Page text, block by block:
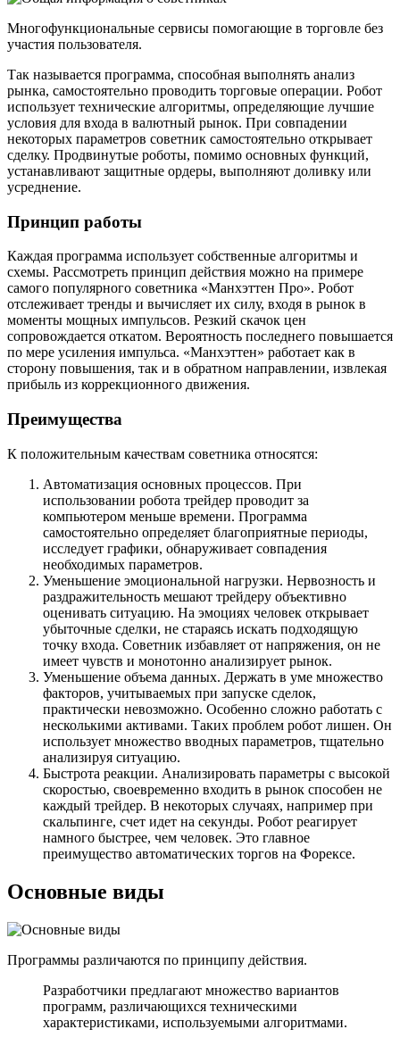
Многофункциональные сервисы помогающие в торговле без
участия пользователя.
Так называется программа, способная выполнять анализ
рынка, самостоятельно проводить торговые операции. Робот
использует технические алгоритмы, определяющие лучшие
условия для входа в валютный рынок. При совпадении
некоторых параметров советник самостоятельно открывает
сделку. Продвинутые роботы, помимо основных функций,
устанавливают защитные ордеры, выполняют доливку или
усреднение.
Принцип работы
Каждая программа использует собственные алгоритмы и
схемы. Рассмотреть принцип действия можно на примере
самого популярного советника «Манхэттен Про». Робот
отслеживает тренды и вычисляет их силу, входя в рынок в
моменты мощных импульсов. Резкий скачок цен
сопровождается откатом. Вероятность последнего повышается
по мере усиления импульса. «Манхэттен» работает как в
сторону повышения, так и в обратном направлении, извлекая
прибыль из коррекционного движения.
Преимущества
К положительным качествам советника относятся:
Автоматизация основных процессов. При
использовании робота трейдер проводит за
компьютером меньше времени. Программа
самостоятельно определяет благоприятные периоды,
исследует графики, обнаруживает совпадения
необходимых параметров.
Уменьшение эмоциональной нагрузки. Нервозность и
раздражительность мешают трейдеру объективно
оценивать ситуацию. На эмоциях человек открывает
убыточные сделки, не стараясь искать подходящую
точку входа. Советник избавляет от напряжения, он не
имеет чувств и монотонно анализирует рынок.
Уменьшение объема данных. Держать в уме множество
факторов, учитываемых при запуске сделок,
практически невозможно. Особенно сложно работать с
несколькими активами. Таких проблем робот лишен. Он
использует множество вводных параметров, тщательно
анализируя ситуацию.
Быстрота реакции. Анализировать параметры с высокой
скоростью, своевременно входить в рынок способен не
каждый трейдер. В некоторых случаях, например при
скальпинге, счет идет на секунды. Робот реагирует
намного быстрее, чем человек. Это главное
преимущество автоматических торгов на Форексе.
Основные виды
Программы различаются по принципу действия.
Разработчики предлагают множество вариантов
программ, различающихся техническими
характеристиками, используемыми алгоритмами.